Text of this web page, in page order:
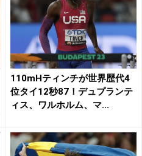
110mHティンチが世界歴代4
位タイ12秒87！デュプランテ
ィス、ワルホルム、マ...